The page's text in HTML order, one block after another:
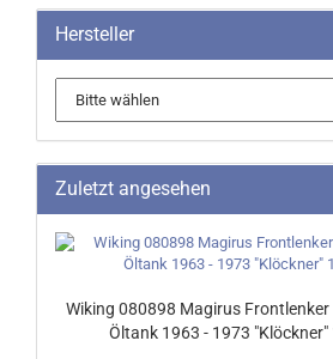
Hersteller
Zuletzt angesehen
Wiking 080898 Magirus
Öltank 1963 - 1973 "Klöckner"